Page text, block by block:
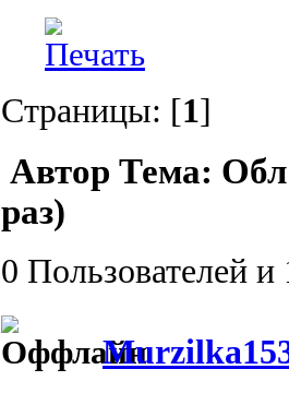
Страницы: [1]
Автор Тема:
раз)
0 Пользователей